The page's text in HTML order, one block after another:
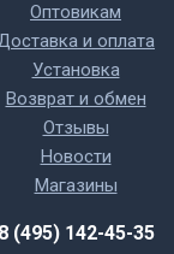
Оптовикам
и оплата
Установка
Возврат и обмен
Отзывы
Новости
Магазины
8 (495) 142-45-35